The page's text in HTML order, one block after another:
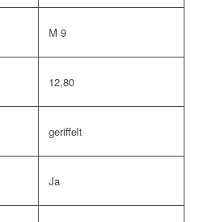
M 9
12,80
geriffelt
Ja